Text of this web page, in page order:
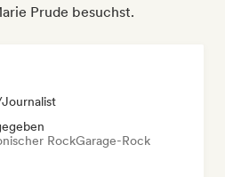
Prude besuchst.
RockGarage-Rock